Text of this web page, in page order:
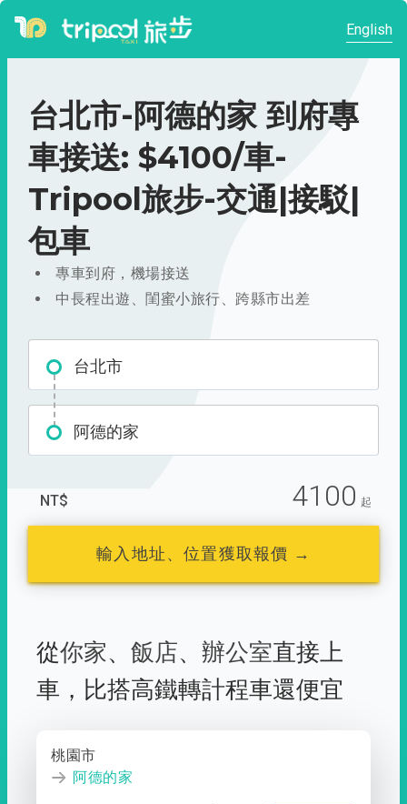
English
台北市-阿德的家 到府專
車接送: $4100/車-
Tripool旅步-交通|接駁|
包車
專車到府，機場接送
中長程出遊、閨蜜小旅行、跨縣市出差
台北市
阿德的家
NT$ 4100 起
輸入地址、位置獲取報價 →
從你家、 飯店、 辦公室直接上
車， 比搭高鐵轉計程車還便宜
桃園市
阿德的家